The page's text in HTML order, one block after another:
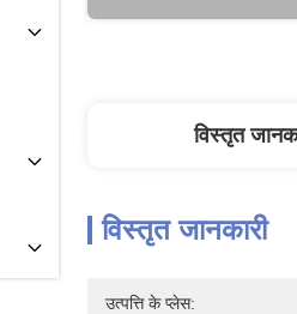
विस्तृत
विस्तृत जानकारी
उत्पत्ति के प्लेस: